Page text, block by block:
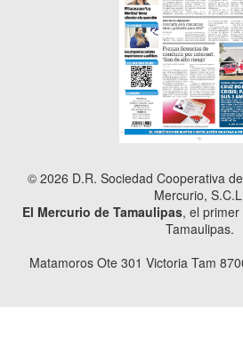
© 2026 D.R. Sociedad Cooperativa
Mercurio,
El Mercurio de Tamaulipas, el primer
Tamaulipas.
Matamoros Ote 301 Victoria Tam